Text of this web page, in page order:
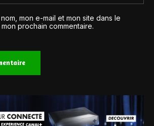
mon e-mail et mon site dans le
prochain commentaire.